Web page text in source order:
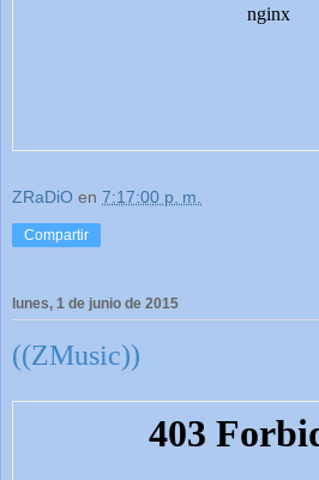
ZRaDiO en 7:17:00 p. m.
Compartir
lunes, 1 de junio de 2015
((ZMusic))